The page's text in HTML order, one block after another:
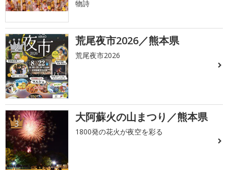
物詩
2 荒尾夜市2026／熊本県
荒尾夜市2026
3 大阿蘇火の山まつり／熊本県
1800発の花火が夜空を彩る